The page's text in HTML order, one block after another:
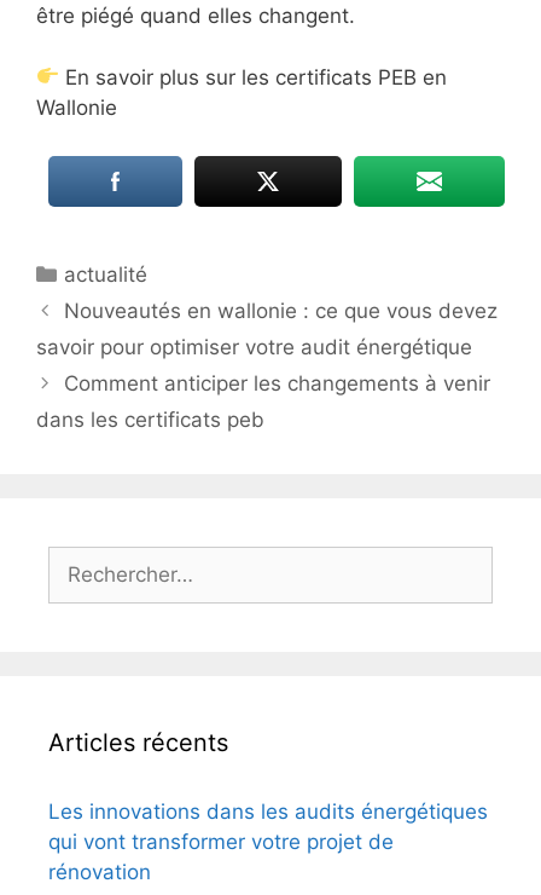
être piégé quand elles changent.
En savoir plus sur les certificats PEB en
Wallonie
Catégories
actualité
Nouveautés en wallonie : ce que vous devez
savoir pour optimiser votre audit énergétique
Comment anticiper les changements à venir
dans les certificats peb
Rechercher :
Articles récents
Les innovations dans les audits énergétiques
qui vont transformer votre projet de
rénovation